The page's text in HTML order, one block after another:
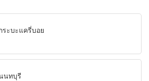
ระบะแครี่บอย
นทบุรี